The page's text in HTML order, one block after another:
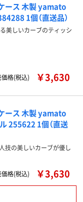
ース 木製 yamato
1個（直送品）
美しいカーブのティッシ
価格(税込)
￥3,630
ース 木製 yamato
255622 1個（直送
技の美しいカーブが優し
価格(税込)
￥3,630